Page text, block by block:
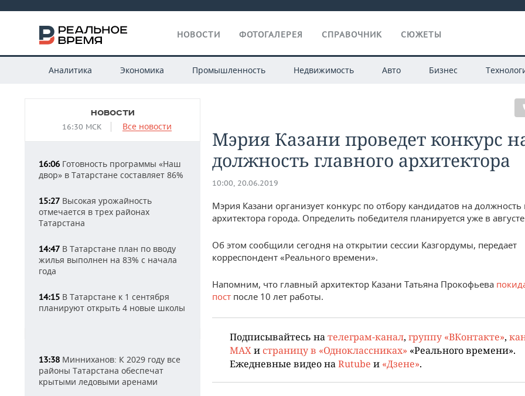
НОВОСТИ ФОТОГАЛЕРЕЯ СПРАВОЧНИК СЮЖЕТЫ
Аналитика Экономика Промышленность Недвижимость Авто Бизнес
НОВОСТИ
16:30 МСК Все новости
16:06 Готовность программы «Наш
двор» в Татарстане составляет 86%
15:27 Высокая урожайность
отмечается в трех районах
Татарстана
14:47 В Татарстане план по вводу
жилья выполнен на 83% с начала
года
14:15 В Татарстане к 1 сентября
планируют открыть 4 новые школы
13:38 Минниханов: К 2029 году все
районы Татарстана обеспечат
крытыми ледовыми аренами
Мэрия Казани проведет конкурс
должность главного архитектора
10:00, 20.06.2019
Мэрия Казани организует конкурс по отбору кандидатов на должность
архитектора города. Определить победителя планируется уже в
Об этом сообщили сегодня на открытии сессии Казгордумы, передает
корреспондент «Реального времени».
Напомним, что главный архитектор Казани Татьяна Прокофьева
пост после 10 лет работы.
Подписывайтесь на телеграм-канал, группу «ВКонтакте»,
MAX и страницу в «Одноклассниках» «Реального времени».
Ежедневные видео на Rutube и «Дзене».